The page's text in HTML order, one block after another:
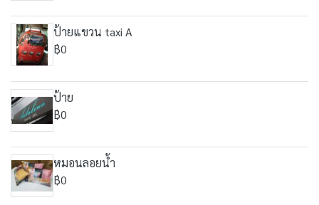
ป้ายแขวน taxi A
฿0
ป้าย
฿0
หมอนลอยน้ำ
฿0